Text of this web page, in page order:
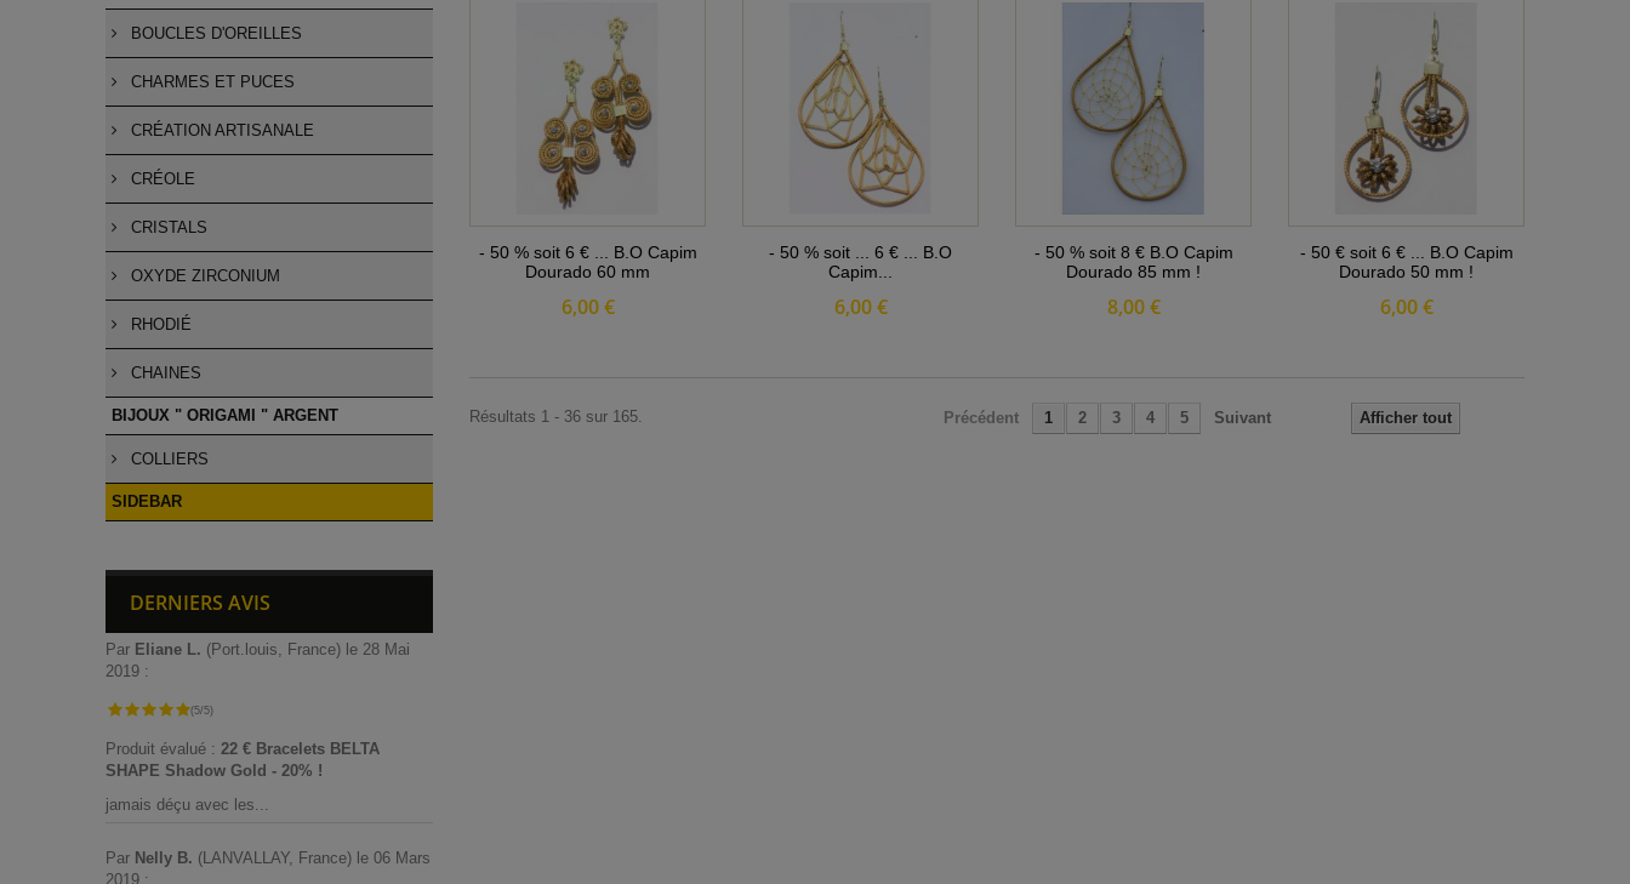
BOUCLES D'OREILLES
CHARMES ET PUCES
CRÉATION ARTISANALE
CRÉOLE
CRISTALS
OXYDE ZIRCONIUM
RHODIÉ
CHAINES
BIJOUX " ORIGAMI " ARGENT
COLLIERS
SIDEBAR
DERNIERS AVIS
Par Eliane L. (Port.louis, France) le 28 Mai
2019 :
(5/5)
Produit évalué : 22 € Bracelets BELTA
SHAPE Shadow Gold - 20% !
jamais déçu avec les...
Par Nelly B. (LANVALLAY, France) le 06 Mars
2019 :
- 50 % soit 6 € ... B.O Capim
Dourado 60 mm
6,00 €
- 50 % soit ... 6 € ... B.O
Capim...
6,00 €
- 50 % soit 8 € B.O Capim
Dourado 85 mm !
8,00 €
- 50 € soit 6 € ... B.O Capim
Dourado 50 mm !
6,00 €
Afficher tout
Précédent 1 2 3 4 5 Suivant
Résultats 1 - 36 sur 165.